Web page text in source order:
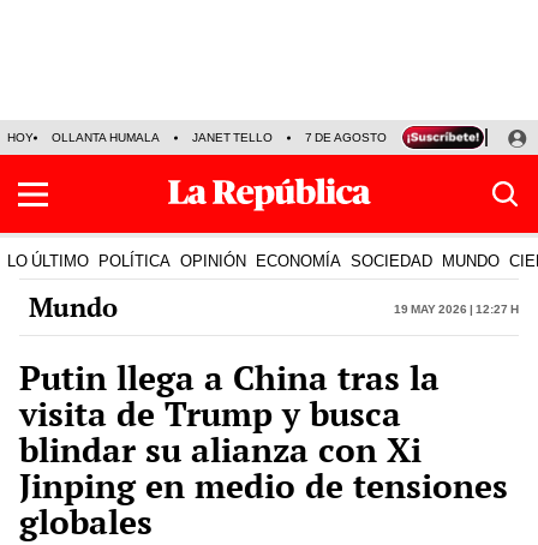
HOY OLLANTA HUMALA JANET TELLO 7 DE AGOSTO TINKA RESULTADOS
LO ÚLTIMO POLÍTICA OPINIÓN ECONOMÍA SOCIEDAD MUNDO
Mundo 19 May 2026 | 12:27 h
Putin llega a China tras la
visita de Trump y busca
blindar su alianza con Xi
Jinping en medio de tensiones
globales